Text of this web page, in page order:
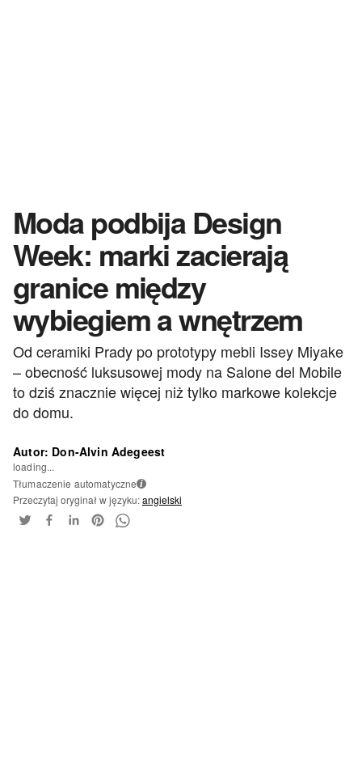
Moda podbija Design
Week: marki zacierają
granice między
wybiegiem a wnętrzem
Od ceramiki Prady po prototypy mebli Issey Miyake
– obecność luksusowej mody na Salone del Mobile
to dziś znacznie więcej niż tylko markowe kolekcje
do domu.
Autor: Don-Alvin Adegeest
loading...
Tłumaczenie automatyczne i
Przeczytaj oryginał w języku:angielski